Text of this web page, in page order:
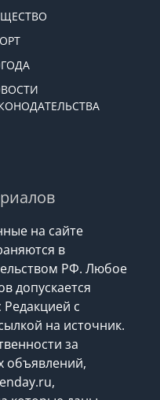
на сайте
в
РФ. Любое
допускается
с
на источник.
за
объявлений,